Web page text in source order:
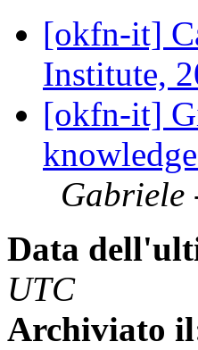
[okfn-it]
Institute,
[okfn-it]
Gabriele
Data
UTC
Archiviato